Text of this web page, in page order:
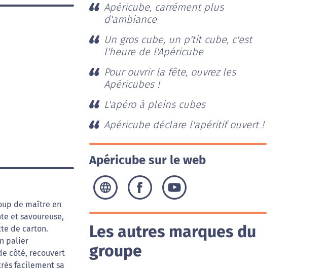
de maître en
et savoureuse,
de carton.
palier
côté, recouvert
facilement sa
Apéricube, carrément plus
d'ambiance
Un gros cube, un p'tit cube, c'est
l'heure de l'Apéricube
Pour ouvrir la fête, ouvrez les
Apéricubes !
L'apéro à pleins cubes
Apéricube déclare l'apéritif ouvert !
Apéricube sur le web
Les autres marques du
groupe